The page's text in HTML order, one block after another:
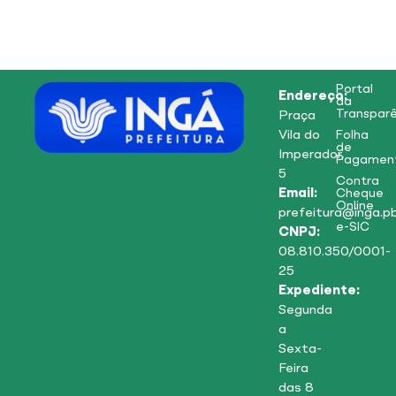
Endereço:
Praça
Vila do
Imperador,
5
Email:
CNPJ:
08.810.350/0001-
25
Expediente:
Segunda
a
Sexta-
Feira
das 8
Portal
da
Folha
de
Contra
Cheque
Online
e-SIC